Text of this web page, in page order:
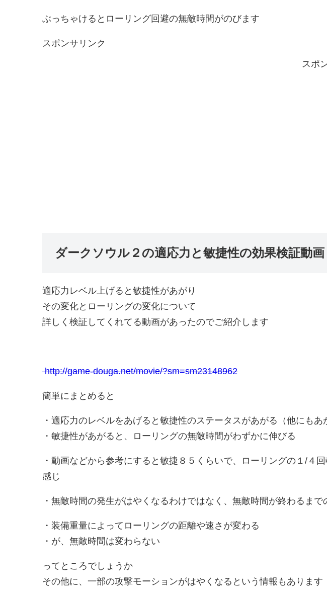
ぶっちゃけるとローリング回避の無敵時間がのびます
スポンサリンク
スポ
ダークソウル２の適応力と敏捷性の効果検証動画
適応力レベル上げると敏捷性があがり
その変化とローリングの変化について
詳しく検証してくれてる動画があったのでご紹介します
http://game-douga.net/movie/?sm=sm23148962
簡単にまとめると
・適応力のレベルをあげると敏捷性のステータスがあがる（他にもあ
・敏捷性があがると、ローリングの無敵時間がわずかに伸びる
・動画などから参考にすると敏捷８５くらいで、ローリングの１/４
感じ
・無敵時間の発生がはやくなるわけではなく、無敵時間が終わるまで
・装備重量によってローリングの距離や速さが変わる
・が、無敵時間は変わらない
ってところでしょうか
その他に、一部の攻撃モーションがはやくなるという情報もあります